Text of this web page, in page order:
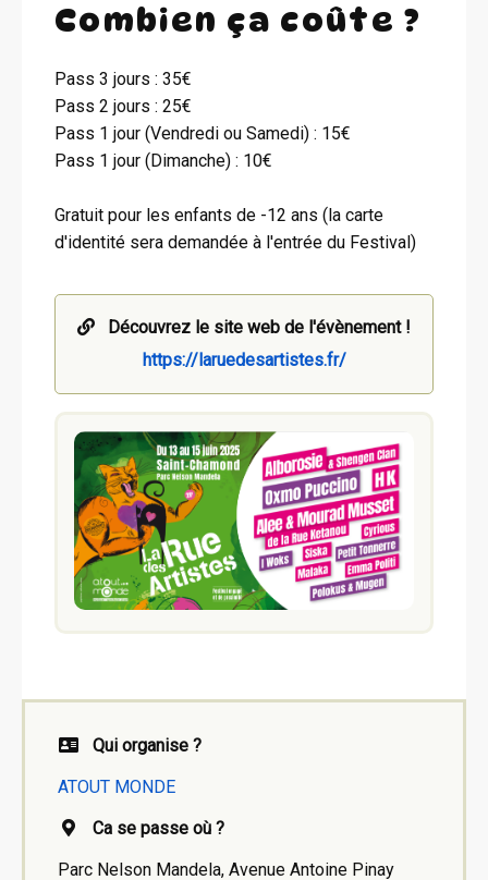
Combien ça coûte ?
Pass 3 jours : 35€
Pass 2 jours : 25€
Pass 1 jour (Vendredi ou Samedi) : 15€
Pass 1 jour (Dimanche) : 10€
Gratuit pour les enfants de -12 ans (la carte
d'identité sera demandée à l'entrée du Festival)
Découvrez le site web de l'évènement !
https://laruedesartistes.fr/
Qui organise ?
ATOUT MONDE
Ca se passe où ?
Parc Nelson Mandela, Avenue Antoine Pinay